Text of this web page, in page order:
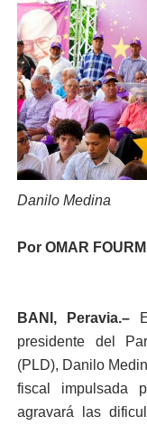
Danilo Medina
Por OMAR
BANI, Peravia.–
presidente del
(PLD), Danilo
fiscal impulsada
agravará las